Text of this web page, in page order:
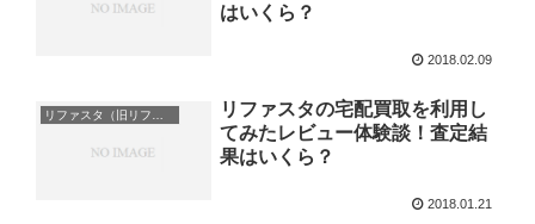
はいくら？
2018.02.09
リファスタの宅配買取を利用し
てみたレビュー体験談！査定結
果はいくら？
2018.01.21